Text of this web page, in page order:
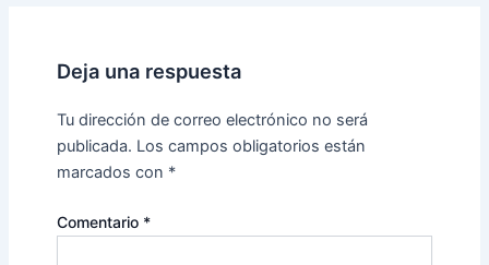
Deja una respuesta
Tu dirección de correo electrónico no será
publicada. Los campos obligatorios están
marcados con *
Comentario *